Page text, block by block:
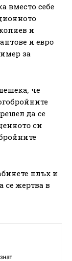
вместо себе
и
и евро
за
че
да се
си
плъх и
се жертва в